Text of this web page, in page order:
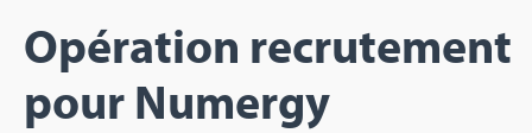
Opération recrutement
pour Numergy